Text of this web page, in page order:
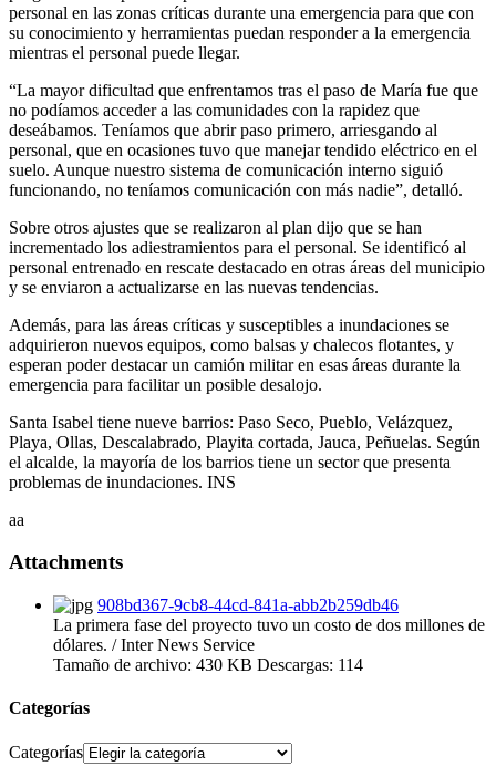
personal en las zonas críticas durante una emergencia para que con
su conocimiento y herramientas puedan responder a la emergencia
mientras el personal puede llegar.
“La mayor dificultad que enfrentamos tras el paso de María fue que
no podíamos acceder a las comunidades con la rapidez que
deseábamos. Teníamos que abrir paso primero, arriesgando al
personal, que en ocasiones tuvo que manejar tendido eléctrico en el
suelo. Aunque nuestro sistema de comunicación interno siguió
funcionando, no teníamos comunicación con más nadie”, detalló.
Sobre otros ajustes que se realizaron al plan dijo que se han
incrementado los adiestramientos para el personal. Se identificó al
personal entrenado en rescate destacado en otras áreas del municipio
y se enviaron a actualizarse en las nuevas tendencias.
Además, para las áreas críticas y susceptibles a inundaciones se
adquirieron nuevos equipos, como balsas y chalecos flotantes, y
esperan poder destacar un camión militar en esas áreas durante la
emergencia para facilitar un posible desalojo.
Santa Isabel tiene nueve barrios: Paso Seco, Pueblo, Velázquez,
Playa, Ollas, Descalabrado, Playita cortada, Jauca, Peñuelas. Según
el alcalde, la mayoría de los barrios tiene un sector que presenta
problemas de inundaciones. INS
aa
Attachments
908bd367-9cb8-44cd-841a-abb2b259db46
La primera fase del proyecto tuvo un costo de dos millones de
dólares. / Inter News Service
Tamaño de archivo: 430 KB Descargas: 114
Categorías
Categorías